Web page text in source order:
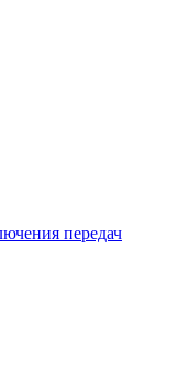
передач